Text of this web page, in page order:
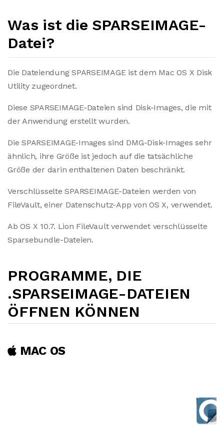
Was ist die SPARSEIMAGE-
Datei?
Die Dateiendung SPARSEIMAGE ist dem Mac OS X Disk
Utility zugeordnet.
Diese SPARSEIMAGE-Dateien sind Disk-Images, die mit
der Anwendung erstellt wurden.
Die SPARSEIMAGE-Images sind DMG-Disk-Images sehr
ähnlich, ihre Größe ist jedoch auf die tatsächliche
Größe der darin enthaltenen Daten beschränkt.
Verschlüsselte SPARSEIMAGE-Dateien werden von
FileVault, einer Datenschutz-App von OS X, verwendet.
Ab OS X 10.7. Lion FileVault verwendet verschlüsselte
Sparsebundle-Dateien.
PROGRAMME, DIE
.SPARSEIMAGE-DATEIEN
ÖFFNEN KÖNNEN
MAC OS